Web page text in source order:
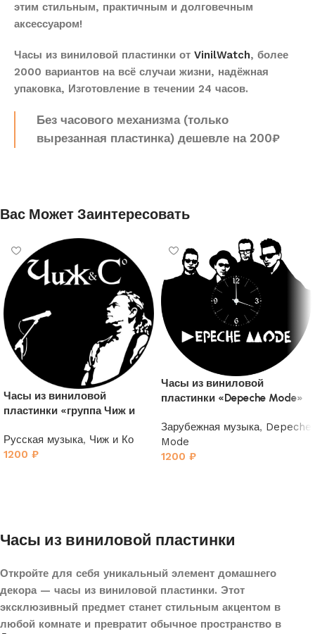
этим стильным, практичным и долговечным
аксессуаром!
Часы из виниловой пластинки от VinilWatch, более
2000 вариантов на всё случаи жизни, надёжная
упаковка, Изготовление в течении 24 часов.
Без часового механизма (только
вырезанная пластинка) дешевле на 200₽
Вас Может Заинтересовать
Часы из виниловой
пластинки «группа Чиж и
Русская музыка, Чиж и Ко
1200 ₽
Часы из виниловой
пластинки «Depeche Mode»
Зарубежная музыка, Depeche
Mode
1200 ₽
Часы из виниловой пластинки
Откройте для себя уникальный элемент домашнего
декора — часы из виниловой пластинки. Этот
эксклюзивный предмет станет стильным акцентом в
любой комнате и превратит обычное пространство в